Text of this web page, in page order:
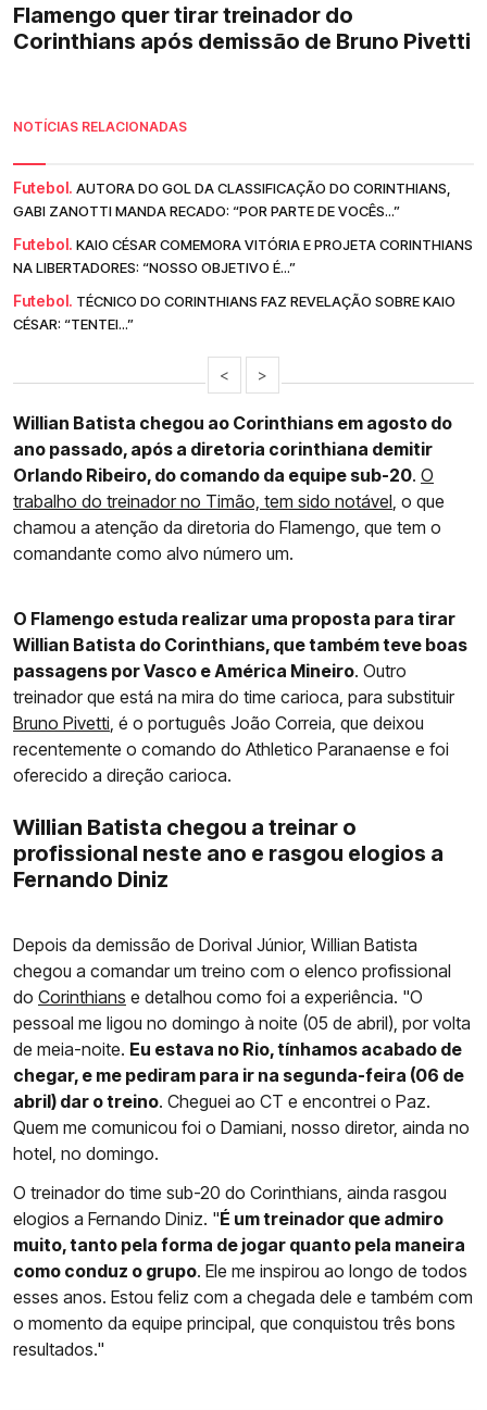
Flamengo quer tirar treinador do
Corinthians após demissão de Bruno Pivetti
NOTÍCIAS RELACIONADAS
Futebol. AUTORA DO GOL DA CLASSIFICAÇÃO DO CORINTHIANS,
GABI ZANOTTI MANDA RECADO: “POR PARTE DE VOCÊS...”
Futebol. KAIO CÉSAR COMEMORA VITÓRIA E PROJETA CORINTHIANS
NA LIBERTADORES: “NOSSO OBJETIVO É...”
Futebol. TÉCNICO DO CORINTHIANS FAZ REVELAÇÃO SOBRE KAIO
CÉSAR: “TENTEI...”
< >
Willian Batista chegou ao Corinthians em agosto do
ano passado, após a diretoria corinthiana demitir
Orlando Ribeiro, do comando da equipe sub-20. O
trabalho do treinador no Timão, tem sido notável , o que
chamou a atenção da diretoria do Flamengo, que tem o
comandante como alvo número um.
O Flamengo estuda realizar uma proposta para tirar
Willian Batista do Corinthians, que também teve boas
passagens por Vasco e América Mineiro. Outro
treinador que está na mira do time carioca, para substituir
Bruno Pivetti , é o português João Correia, que deixou
recentemente o comando do Athletico Paranaense e foi
oferecido a direção carioca.
Willian Batista chegou a treinar o
profissional neste ano e rasgou elogios a
Fernando Diniz
Depois da demissão de Dorival Júnior, Willian Batista
chegou a comandar um treino com o elenco profissional
do Corinthians e detalhou como foi a experiência. "O
pessoal me ligou no domingo à noite (05 de abril), por volta
de meia-noite. Eu estava no Rio, tínhamos acabado de
chegar, e me pediram para ir na segunda-feira (06 de
abril) dar o treino. Cheguei ao CT e encontrei o Paz.
Quem me comunicou foi o Damiani, nosso diretor, ainda no
hotel, no domingo.
O treinador do time sub-20 do Corinthians, ainda rasgou
elogios a Fernando Diniz. "É um treinador que admiro
muito, tanto pela forma de jogar quanto pela maneira
como conduz o grupo. Ele me inspirou ao longo de todos
esses anos. Estou feliz com a chegada dele e também com
o momento da equipe principal, que conquistou três bons
resultados."